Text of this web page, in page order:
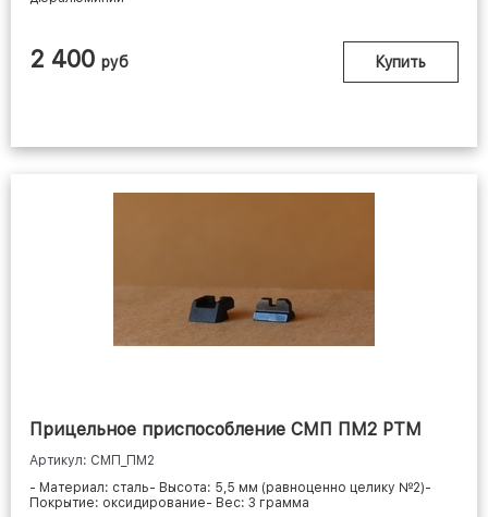
2 400 руб Купить
Прицельное приспособление СМП ПМ2 РТМ
Артикул: СМП_ПМ2
- Материал: сталь- Высота: 5,5 мм (равноценно целику №2)-
Покрытие: оксидирование- Вес: 3 грамма